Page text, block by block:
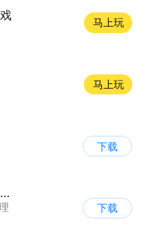
马上玩
马上玩
下载
密室逃脱逃出办公室3
下载